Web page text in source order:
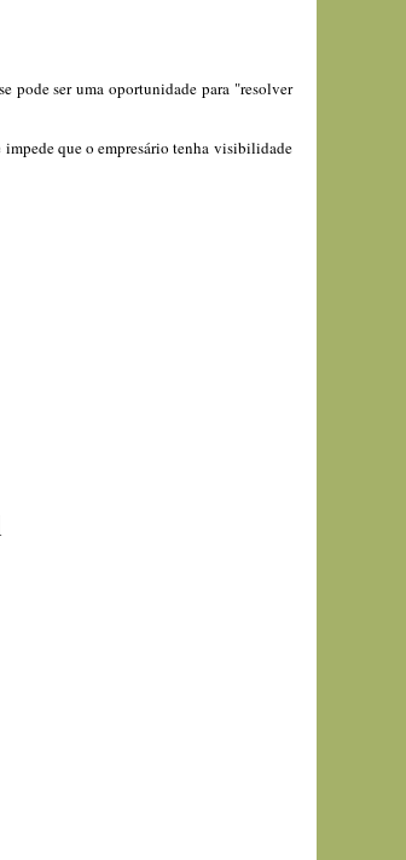
pode ser uma oportunidade para "resolver
que o empresário tenha visibilidade